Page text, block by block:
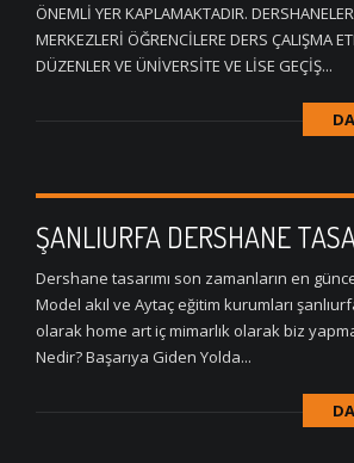
ÖNEMLİ YER KAPLAMAKTADIR.
MERKEZLERİ ÖĞRENCİLERE DERS ÇALIŞMA
DÜZENLER VE ÜNİVERSİTE VE LİSE GEÇİŞ...
ŞANLIURFA DERSHANE
Dershane tasarımı son zamanların en
Model akıl ve Aytaç eğitim kurumları
olarak home art iç mimarlık olarak biz
Nedir? Başarıya Giden Yolda...